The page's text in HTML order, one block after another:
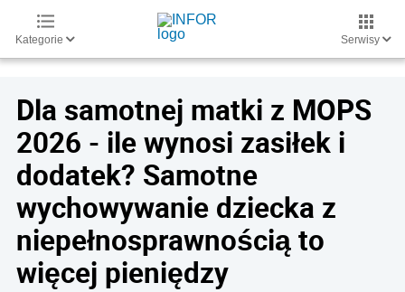
Kategorie Serwisy
Dla samotnej matki z MOPS
2026 - ile wynosi zasiłek i
dodatek? Samotne
wychowywanie dziecka z
niepełnosprawnością to
więcej pieniędzy